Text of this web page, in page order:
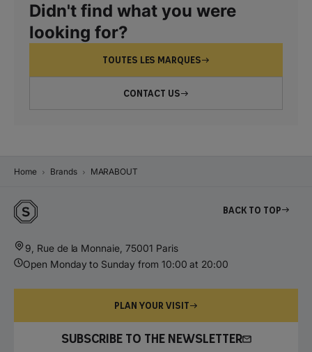
Didn't find what you were
looking for?
TOUTES LES MARQUES
CONTACT US
Home Brands MARABOUT
Back to top
9, Rue de la Monnaie, 75001 Paris
Open Monday to Sunday from 10:00 at 20:00
PLAN YOUR VISIT
SUBSCRIBE TO THE NEWSLETTER